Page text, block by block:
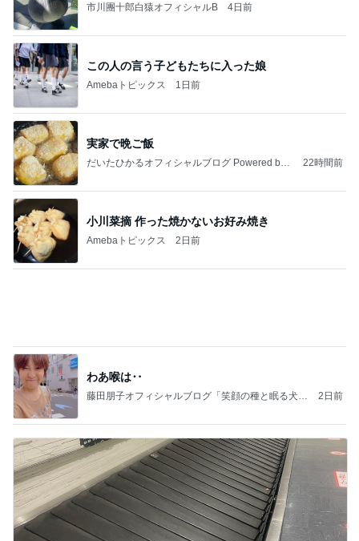
Amebaトピックス 1日前
実家で晩ご飯
だいたひかるオフィシャルブログ Powered by
小川菜摘 作った焼かないお好み焼き
Amebaトピックス 2日前
わあ喉は‥
藤田朋子オフィシャルブログ「笑顔の種と眠る犬」
團十郎 子連れ海外から帰国し安堵
Amebaトピックス 1日前
記事を読む